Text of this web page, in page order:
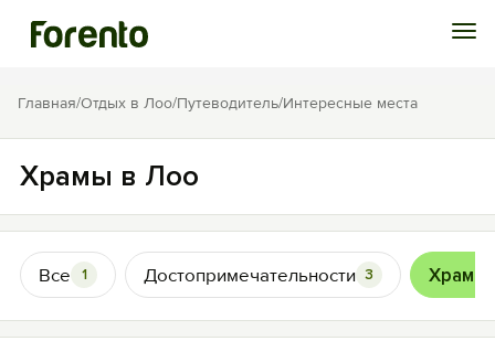
Войти
Избранное
История просмотра
Добавить свой объект
Главная/Отдых в Лоо/Путеводитель/Интересные места
Храмы в Лоо
Все 1 Достопримечательности 3 Храмы